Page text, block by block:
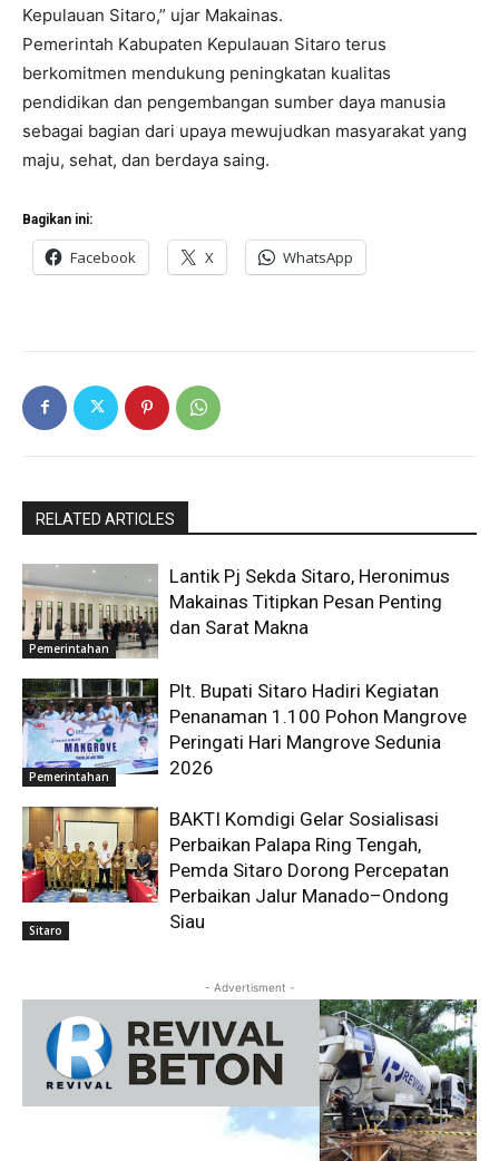
Kepulauan Sitaro,” ujar Makainas.
Pemerintah Kabupaten Kepulauan Sitaro terus
berkomitmen mendukung peningkatan kualitas
pendidikan dan pengembangan sumber daya manusia
sebagai bagian dari upaya mewujudkan masyarakat yang
maju, sehat, dan berdaya saing.
Bagikan ini:
Facebook X WhatsApp
RELATED ARTICLES
Pemerintahan
Lantik Pj Sekda Sitaro, Heronimus
Makainas Titipkan Pesan Penting
dan Sarat Makna
Pemerintahan
Plt. Bupati Sitaro Hadiri Kegiatan
Penanaman 1.100 Pohon Mangrove
Peringati Hari Mangrove Sedunia
2026
Sitaro
BAKTI Komdigi Gelar Sosialisasi
Perbaikan Palapa Ring Tengah,
Pemda Sitaro Dorong Percepatan
Perbaikan Jalur Manado–Ondong
Siau
- Advertisment -